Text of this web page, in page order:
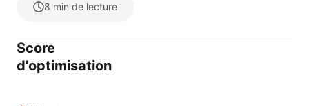
8 min de lecture
Score
d'optimisation